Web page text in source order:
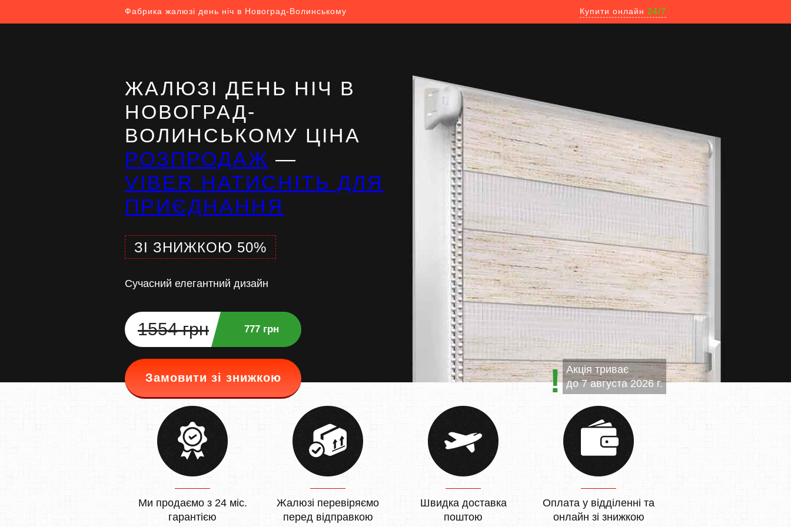
Фабрика жалюзі день ніч в Новоград-Волинському Купити онлайн 24/7
ЖАЛЮЗІ ДЕНЬ НІЧ В
НОВОГРАД-
ВОЛИНСЬКОМУ ЦІНА
РОЗПРОДАЖ —
VIBER НАТИСНІТЬ ДЛЯ
ПРИЄДНАННЯ
ЗІ ЗНИЖКОЮ 50%
Сучасний елегантний дизайн
1554 грн 777 грн
Замовити зі знижкою
Акція триває
до7 августа 2026 г.
Ми продаємо з 24 міс.
гарантією
Жалюзі перевіряємо
перед відправкою
Швидка доставка
поштою
Оплата у відділенні та
онлайн зі знижкою